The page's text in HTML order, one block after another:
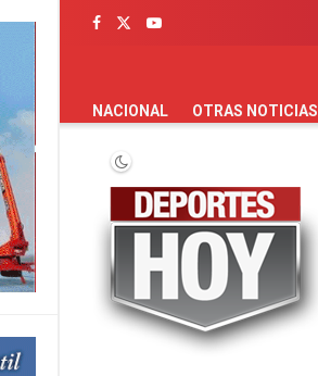
PORTADA
NACIONAL OTRAS NOTICIAS